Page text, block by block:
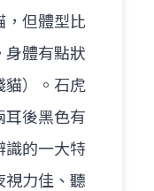
，但體型比
身體有點狀
貓）。石虎
耳後黑色有
識的一大特
視力佳、聽